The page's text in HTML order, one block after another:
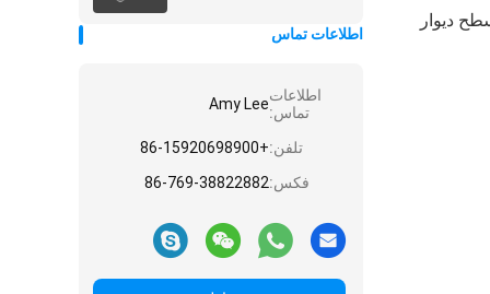
اطلاعات تماس
اطلاعات
تماس:Amy Lee
تلفن:+86-15920698900
فکس:86-769-38822882